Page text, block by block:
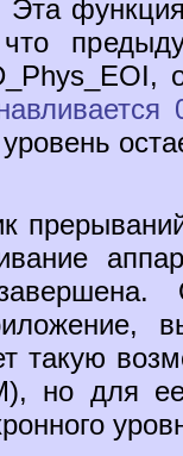
Эта
уровень
такую
но для